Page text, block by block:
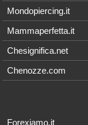
Mondopiercing.it
Mammaperfetta.it
Chesignifica.net
Chenozze.com
Forexiamo.it